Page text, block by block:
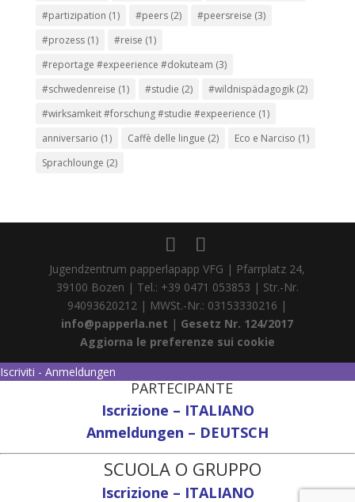
#partizipation (1) #peers(2) #peersreise (3)
#prozess(1) #reise (1)
#reportage #expeerience #dokuteam (3)
#schwedenreise (1) #studie (2) #wildnispädagogik(2)
#wirksamkeit #forschung #studie #expeerience (1)
anniversario (1) Caffè delle lingue (2) Eco e Narciso (1)
Sprachlounge (2)
Jugendzentrum papperlapapp VFG | Pfarrplatz 24,
39100 Bozen | Tel.: +39 0471 053853 | Str.-Nr.
94093620212 | MWSt.-Nr.: 03153330216 |
info@papperla.net | Gesetz Nr. 124/2017
Aggiorna le preferenze sui cookie
Iscriviti - Anmeldungen
PARTECIPANTE
Iscrizione – ITALIANO
Anmeldungen – DEUTSCH
SCUOLA O GRUPPO
Iscrizione – ITALIANO